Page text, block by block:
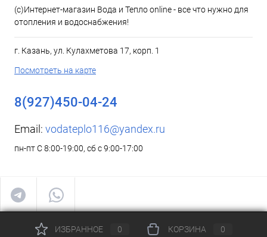
(c)Интернет-магазин Вода и Тепло online - все что нужно для
отопления и водоснабжения!
г. Казань, ул. Кулахметова 17, корп. 1
Посмотреть на карте
8(927)450-04-24
Email: vodateplo116@yandex.ru
пн-пт С 8:00-19:00, сб с 9:00-17:00
ИЗБРАННОЕ 0 КОРЗИНА 0